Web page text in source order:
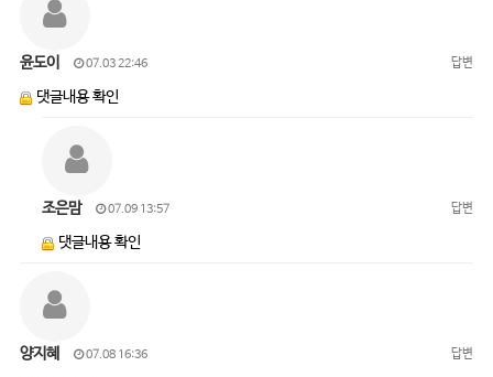
윤도이 07.03 22:46 답변
댓글내용 확인
조은맘 07.09 13:57 답변
댓글내용 확인
양지혜 07.08 16:36 답변